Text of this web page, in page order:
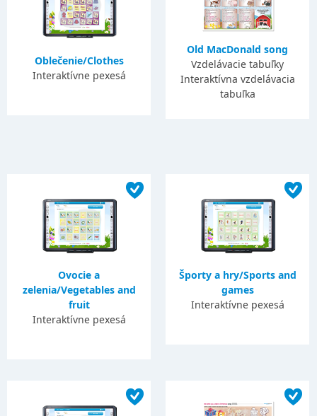
Oblečenie/Clothes
Interaktívne pexesá
Old MacDonald song
Vzdelávacie tabuľky
Interaktívna vzdelávacia
tabuľka
Ovocie a
zelenia/Vegetables and
fruit
Interaktívne pexesá
Športy a hry/Sports and
games
Interaktívne pexesá